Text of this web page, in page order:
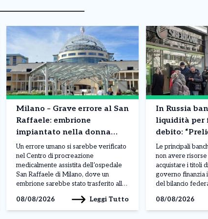
Milano – Grave errore al San
Raffaele: embrione
impiantato nella donna
sbagliata: cosa è successo
Un errore umano si sarebbe verificato
nel Centro di procreazione
medicalmente assistita dell’ospedale
San Raffaele di Milano, dove un
embrione sarebbe stato trasferito alla
riportato da Repubblica, durante le
procedure sarebbe avvenuto uno
08/08/2026 Leggi Tutto
In Russia
liquidità per
debito:
contanti”.
succedendo
Le principali
non avere
acquistare i titoli
governo finanzia
del bilancio
da Taras
direttore
ha evidenziato
08/08/2026